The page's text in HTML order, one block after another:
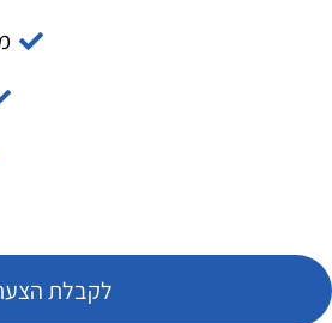
לקבלת